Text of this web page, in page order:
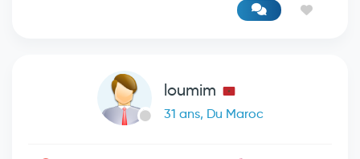
loumim
31 ans, Du Maroc